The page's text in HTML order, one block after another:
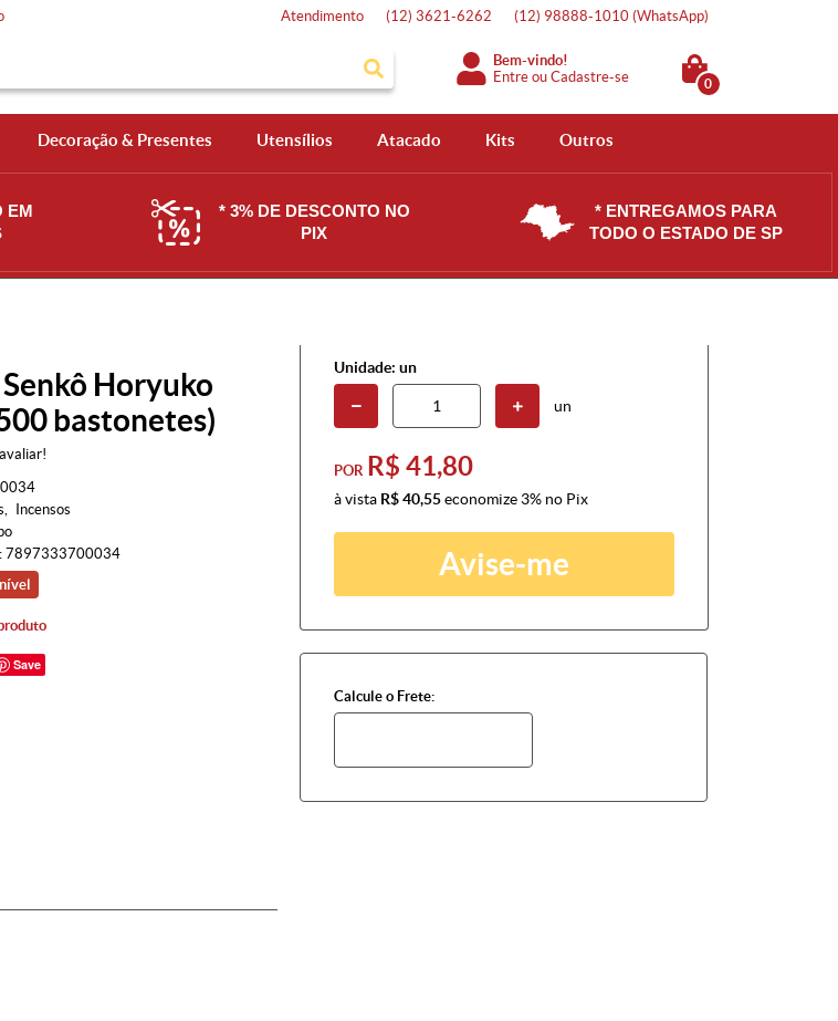
Atendimento (12) 3621-6262 (12) 98888-1010 (WhatsApp)
Bem-vindo!
Entre ouCadastre-se 0
Decoração & Presentes Utensílios Atacado Kits Outros
EM
* 3% DE DESCONTO NO
PIX
* ENTREGAMOS PARA
TODO O ESTADO DE SP
Horyuko
bastonetes)
Incensos
7897333700034
Save
Unidade: un
un
POR R$ 41,80
à vista R$ 40,55economize 3% no Pix
Avise-me
Calcule o Frete: